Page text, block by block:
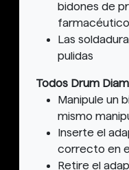
bidones de
Las
pulidas
Todos Drum
Manipule un
mismo
Inserte el
correcto en
Retire el